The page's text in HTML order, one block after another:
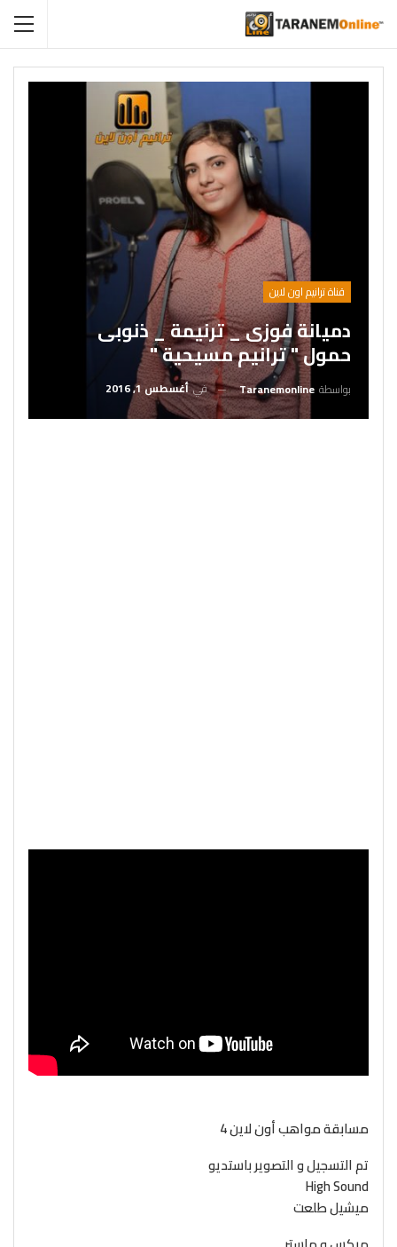
قناة ترانيم اون لاين
دميانة فوزى _ ترنيمة _ ذنوبى
حمول " ترانيم مسيحية "
بواسطة Taranemonline فيأغسطس 1, 2016
مسابقة مواهب أون لاين 4
تم التسجيل و التصوير باستديو
High Sound
ميشيل طلعت